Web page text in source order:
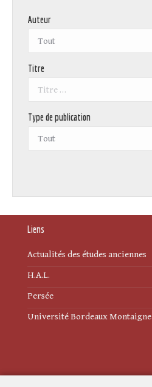
Auteur
Titre
Type de publication
Liens
Actualités des études anciennes
H.A.L.
Persée
Université Bordeaux Montaigne